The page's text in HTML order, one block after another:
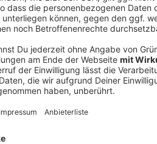
Emsland: 135
Osnabrück: 77
Grafschaft Bentheim: 67
Anzeige